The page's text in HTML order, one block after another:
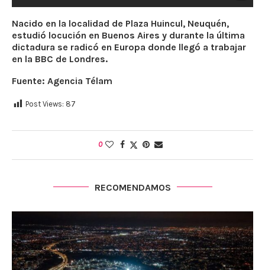
Nacido en la localidad de Plaza Huincul, Neuquén,
estudió locución en Buenos Aires y durante la última
dictadura se radicó en Europa donde llegó a trabajar
en la BBC de Londres.
Fuente: Agencia Télam
Post Views: 87
0
RECOMENDAMOS